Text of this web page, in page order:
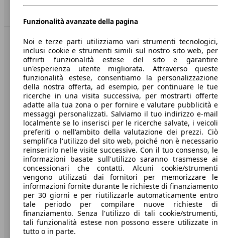
Benvenuti su AutoScout24, il mercato auto europeo.
Società
A proposito di AutoScout24
Stampa
Media
Condizioni generali
Informazioni
Privacy
Dichiarazione di Accessibilità
Servizi
Area rivenditori
Funzionalità avanzate della pagina
Noi e terze parti utilizziamo vari strumenti tecnologici,
inclusi cookie e strumenti simili sul nostro sito web, per
offrirti funzionalità estese del sito e garantire
un'esperienza utente migliorata. Attraverso queste
funzionalità estese, consentiamo la personalizzazione
della nostra offerta, ad esempio, per continuare le tue
ricerche in una visita successiva, per mostrarti offerte
adatte alla tua zona o per fornire e valutare pubblicità e
messaggi personalizzati. Salviamo il tuo indirizzo e-mail
localmente se lo inserisci per le ricerche salvate, i veicoli
preferiti o nell'ambito della valutazione dei prezzi. Ciò
semplifica l'utilizzo del sito web, poiché non è necessario
reinserirlo nelle visite successive. Con il tuo consenso, le
informazioni basate sull'utilizzo saranno trasmesse ai
concessionari che contatti. Alcuni cookie/strumenti
vengono utilizzati dai fornitori per memorizzare le
informazioni fornite durante le richieste di finanziamento
per 30 giorni e per riutilizzarle automaticamente entro
tale periodo per compilare nuove richieste di
finanziamento. Senza l'utilizzo di tali cookie/strumenti,
tali funzionalità estese non possono essere utilizzate in
tutto o in parte.